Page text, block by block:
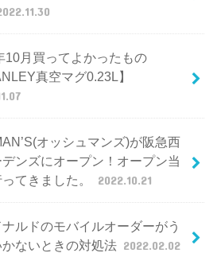
10月買ってよかったもの
真空マグ0.23L】
オッシュマンズ)が阪急西
ンズにオープン！オープン当
てきました。
2022.10.21
ルドのモバイルオーダーがう
かないときの対処法 2022.02.02